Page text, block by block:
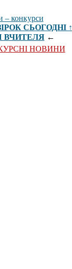
СЬОГОДНІ ↑
ВЧИТЕЛЯ←
НОВИНИ